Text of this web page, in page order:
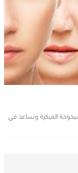
المبكرة وتساعد في